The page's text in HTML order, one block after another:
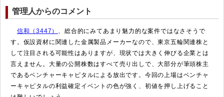
管理人からのコメント
信和（3447） 、総合的にみてあまり魅力的な案件ではなさそうで
す。仮設資材に関連した金属製品メーカーなので、東京五輪関連株と
して注目される可能性はありますが、現状では大きく伸びる企業とは
言えません。大量の公開株数はすべて売り出しで、大部分が筆頭株主
であるベンチャーキャピタルによる放出です。今回の上場はベンチャ
ーキャピタルの利益確定イベントの色が強く、初値を押し上げること